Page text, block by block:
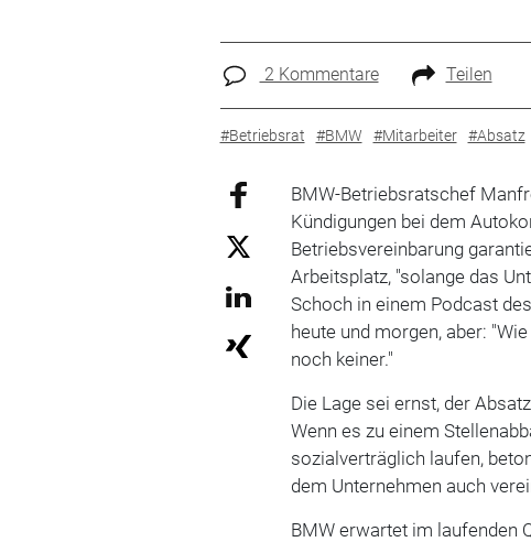
2 Kommentare Teilen
#Betriebsrat #BMW #Mitarbeiter #Absatz
BMW-Betriebsratschef
Kündigungen bei dem
Betriebsvereinbarung
Arbeitsplatz, "solange das
Schoch in einem Podcast
heute und morgen, aber:
noch keiner."
Die Lage sei ernst, der
Wenn es zu einem
sozialverträglich laufen,
dem Unternehmen auch
BMW erwartet im laufenden